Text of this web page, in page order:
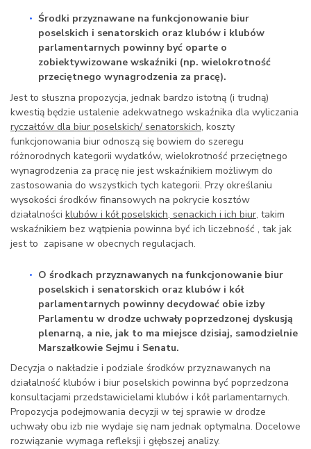
Środki przyznawane na funkcjonowanie biur
poselskich i senatorskich oraz klubów i klubów
parlamentarnych powinny być oparte o
zobiektywizowane wskaźniki (np. wielokrotność
przeciętnego wynagrodzenia za pracę).
Jest to słuszna propozycja, jednak bardzo istotną (i trudną)
kwestią będzie ustalenie adekwatnego wskaźnika dla wyliczania
ryczałtów dla biur poselskich/ senatorskich, koszty
funkcjonowania biur odnoszą się bowiem do szeregu
różnorodnych kategorii wydatków, wielokrotność przeciętnego
wynagrodzenia za pracę nie jest wskaźnikiem możliwym do
zastosowania do wszystkich tych kategorii. Przy określaniu
wysokości środków finansowych na pokrycie kosztów
działalności klubów i kół poselskich, senackich i ich biur, takim
wskaźnikiem bez wątpienia powinna być ich liczebność , tak jak
jest to zapisane w obecnych regulacjach.
O środkach przyznawanych na funkcjonowanie biur
poselskich i senatorskich oraz klubów i kół
parlamentarnych powinny decydować obie izby
Parlamentu w drodze uchwały poprzedzonej dyskusją
plenarną, a nie, jak to ma miejsce dzisiaj, samodzielnie
Marszałkowie Sejmu i Senatu.
Decyzja o nakładzie i podziale środków przyznawanych na
działalność klubów i biur poselskich powinna być poprzedzona
konsultacjami przedstawicielami klubów i kół parlamentarnych.
Propozycja podejmowania decyzji w tej sprawie w drodze
uchwały obu izb nie wydaje się nam jednak optymalna. Docelowe
rozwiązanie wymaga refleksji i głębszej analizy.